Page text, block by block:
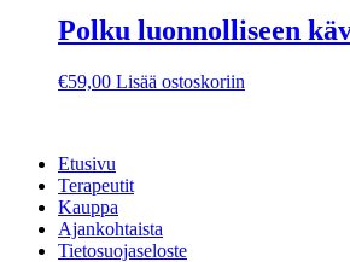
Polku luonnolliseen
€59,00 Lisää ostoskoriin
Etusivu
Terapeutit
Kauppa
Ajankohtaista
Tietosuojaseloste